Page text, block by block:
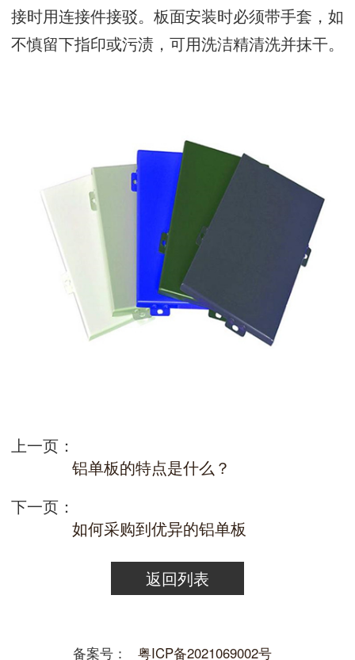
接时用连接件接驳。板面安装时必须带手套，如
不慎留下指印或污渍，可用洗洁精清洗并抹干。
上一页：
铝单板的特点是什么？
下一页：
如何采购到优异的铝单板
返回列表
备案号： 粤ICP备2021069002号